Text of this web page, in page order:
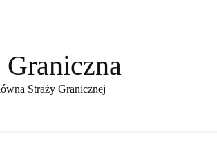
Graniczna
Straży Granicznej